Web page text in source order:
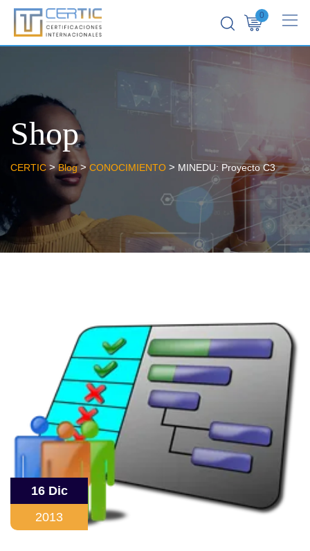
0
Shop
CERTIC>Blog> CONOCIMIENTO > MINEDU: Proyecto C3
16 Dic
2013